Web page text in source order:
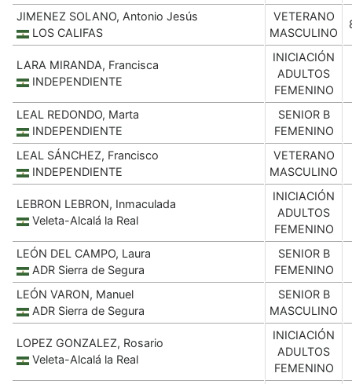
JIMENEZ SOLANO, Antonio Jesús
LOS CALIFAS
VETERANO
MASCULINO
LARA MIRANDA, Francisca
INDEPENDIENTE
INICIACIÓN
ADULTOS
FEMENINO
LEAL REDONDO, Marta
INDEPENDIENTE
SENIOR B
FEMENINO
LEAL SÁNCHEZ, Francisco
INDEPENDIENTE
VETERANO
MASCULINO
LEBRON LEBRON, Inmaculada
Veleta-Alcalá la Real
INICIACIÓN
ADULTOS
FEMENINO
LEÓN DEL CAMPO, Laura
ADR Sierra de Segura
SENIOR B
FEMENINO
LEÓN VARON, Manuel
ADR Sierra de Segura
SENIOR B
MASCULINO
LOPEZ GONZALEZ, Rosario
Veleta-Alcalá la Real
INICIACIÓN
ADULTOS
FEMENINO